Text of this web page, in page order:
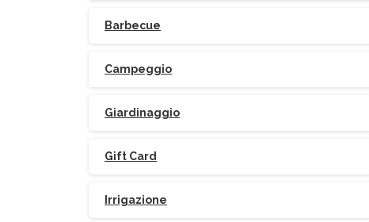
Barbecue
Campeggio
Giardinaggio
Gift Card
Irrigazione